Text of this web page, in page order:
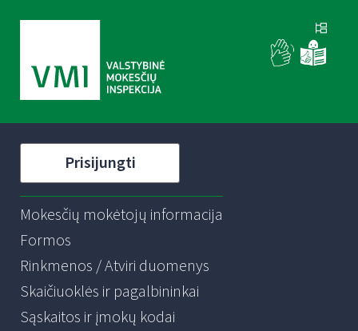
Prisijungti
Mokesčių mokėtojų informacija
Formos
Rinkmenos / Atviri duomenys
Skaičiuoklės ir pagalbininkai
Sąskaitos ir įmokų kodai